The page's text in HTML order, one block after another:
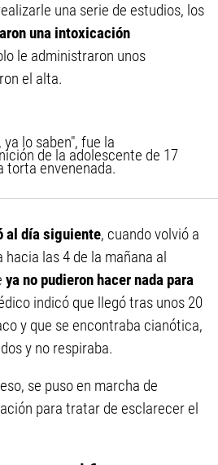
una serie de estudios, los
una intoxicación
le administraron unos
el alta.
lo saben", fue la
de la adolescente de 17
torta envenenada.
al día siguiente, cuando volvió a
las 4 de la mañana al
ya no pudieron hacer nada para
indicó que llegó tras unos 20
y que se encontraba cianótica,
y no respiraba.
se puso en marcha de
para tratar de esclarecer el